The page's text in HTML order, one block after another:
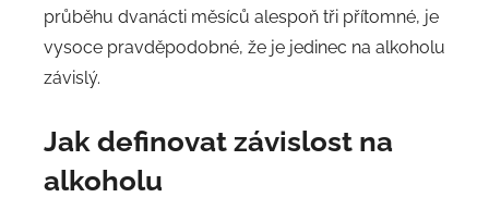
průběhu dvanácti měsíců alespoň tři přítomné, je
vysoce pravděpodobné, že je jedinec na alkoholu
závislý.
Jak definovat závislost na
alkoholu